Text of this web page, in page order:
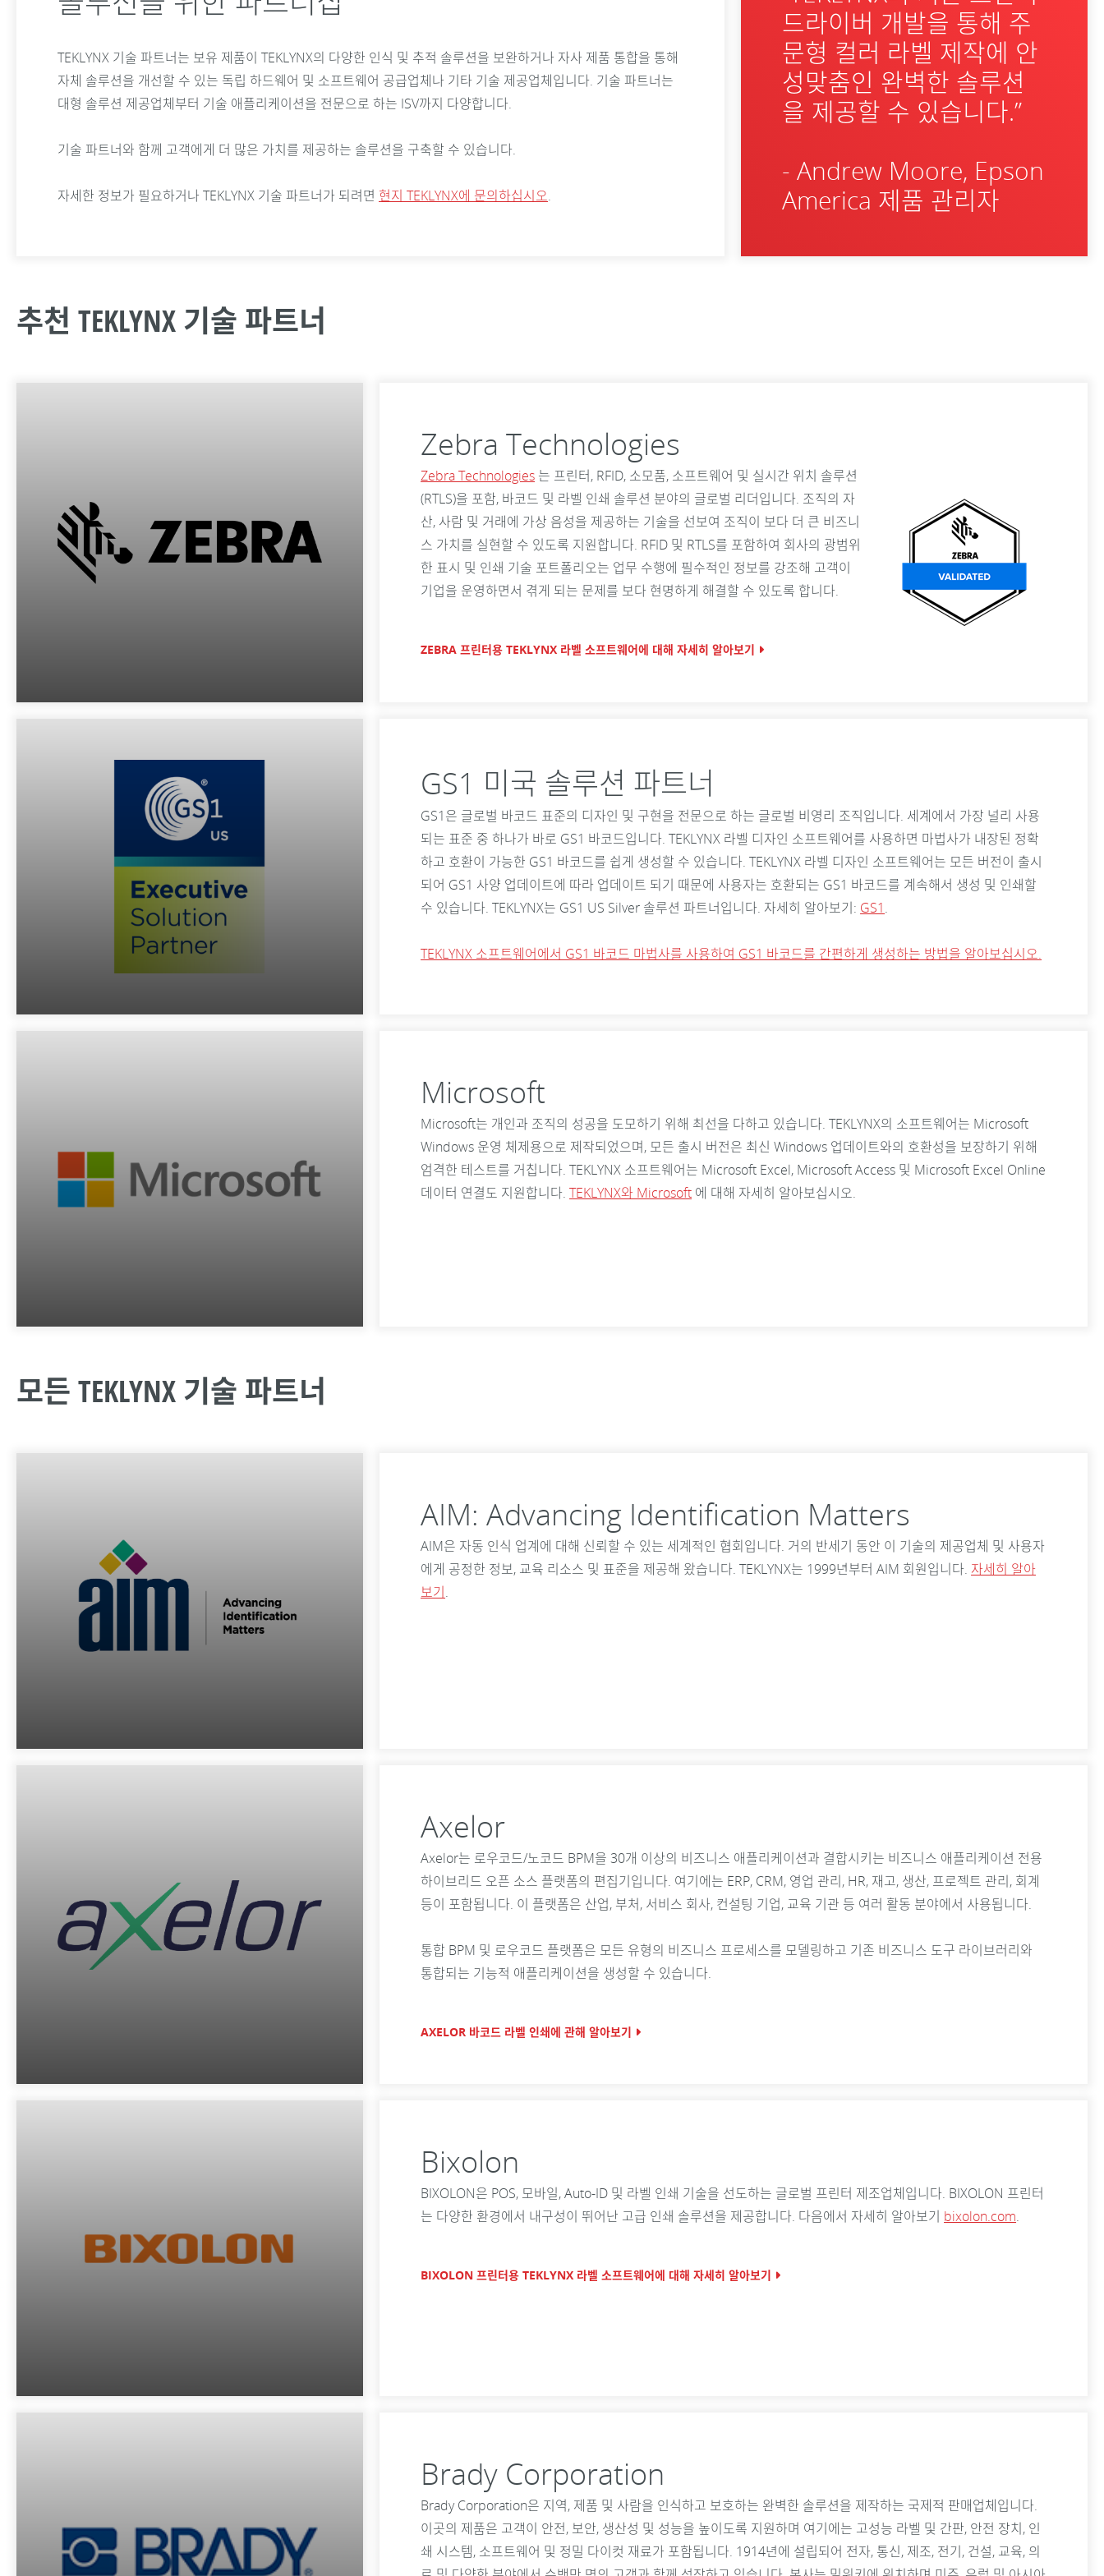
TEKLYNX 기술 파트너는 보유 제품이 TEKLYNX의 다양한 인식 및 추적 솔루션을 보완하거나 자사 제품 통합을 통해
자체 솔루션을 개선할 수 있는 독립 하드웨어 및 소프트웨어 공급업체나 기타 기술 제공업체입니다. 기술 파트너는
대형 솔루션 제공업체부터 기술 애플리케이션을 전문으로 하는 ISV까지 다양합니다.
기술 파트너와 함께 고객에게 더 많은 가치를 제공하는 솔루션을 구축할 수 있습니다.
자세한 정보가 필요하거나 TEKLYNX 기술 파트너가 되려면 현지 TEKLYNX에 문의하십시오.
드라이버 개발을 통해 주
문형 컬러 라벨 제작에 안
성맞춤인 완벽한 솔루션
을 제공할 수 있습니다.”
- Andrew Moore, Epson
America 제품 관리자
추천 TEKLYNX 기술 파트너
Zebra Technologies
Zebra Technologies 는 프린터, RFID, 소모품, 소프트웨어 및 실시간 위치 솔루션
(RTLS)을 포함, 바코드 및 라벨 인쇄 솔루션 분야의 글로벌 리더입니다. 조직의 자
산, 사람 및 거래에 가상 음성을 제공하는 기술을 선보여 조직이 보다 더 큰 비즈니
스 가치를 실현할 수 있도록 지원합니다. RFID 및 RTLS를 포함하여 회사의 광범위
한 표시 및 인쇄 기술 포트폴리오는 업무 수행에 필수적인 정보를 강조해 고객이
기업을 운영하면서 겪게 되는 문제를 보다 현명하게 해결할 수 있도록 합니다.
ZEBRA 프린터용 TEKLYNX 라벨 소프트웨어에 대해 자세히 알아보기
GS1 미국 솔루션 파트너
GS1은 글로벌 바코드 표준의 디자인 및 구현을 전문으로 하는 글로벌 비영리 조직입니다. 세계에서 가장 널리 사용
되는 표준 중 하나가 바로 GS1 바코드입니다. TEKLYNX 라벨 디자인 소프트웨어를 사용하면 마법사가 내장된 정확
하고 호환이 가능한 GS1 바코드를 쉽게 생성할 수 있습니다. TEKLYNX 라벨 디자인 소프트웨어는 모든 버전이 출시
되어 GS1 사양 업데이트에 따라 업데이트 되기 때문에 사용자는 호환되는 GS1 바코드를 계속해서 생성 및 인쇄할
수 있습니다. TEKLYNX는 GS1 US Silver 솔루션 파트너입니다. 자세히 알아보기: GS1.
TEKLYNX 소프트웨어에서 GS1 바코드 마법사를 사용하여 GS1 바코드를 간편하게 생성하는 방법을 알아보십시오.
Microsoft
Microsoft는 개인과 조직의 성공을 도모하기 위해 최선을 다하고 있습니다. TEKLYNX의 소프트웨어는 Microsoft
Windows 운영 체제용으로 제작되었으며, 모든 출시 버전은 최신 Windows 업데이트와의 호환성을 보장하기 위해
엄격한 테스트를 거칩니다. TEKLYNX 소프트웨어는 Microsoft Excel, Microsoft Access 및 Microsoft Excel Online
데이터 연결도 지원합니다.TEKLYNX와 Microsoft 에 대해 자세히 알아보십시오.
모든 TEKLYNX 기술 파트너
AIM: Advancing Identification Matters
AIM은 자동 인식 업계에 대해 신뢰할 수 있는 세계적인 협회입니다. 거의 반세기 동안 이 기술의 제공업체 및 사용자
에게 공정한 정보, 교육 리소스 및 표준을 제공해 왔습니다. TEKLYNX는 1999년부터 AIM 회원입니다. 자세히 알아
보기.
Axelor
Axelor는 로우코드/노코드 BPM을 30개 이상의 비즈니스 애플리케이션과 결합시키는 비즈니스 애플리케이션 전용
하이브리드 오픈 소스 플랫폼의 편집기입니다. 여기에는 ERP, CRM, 영업 관리, HR, 재고, 생산, 프로젝트 관리, 회계
등이 포함됩니다. 이 플랫폼은 산업, 부처, 서비스 회사, 컨설팅 기업, 교육 기관 등 여러 활동 분야에서 사용됩니다.
통합 BPM 및 로우코드 플랫폼은 모든 유형의 비즈니스 프로세스를 모델링하고 기존 비즈니스 도구 라이브러리와
통합되는 기능적 애플리케이션을 생성할 수 있습니다.
AXELOR 바코드 라벨 인쇄에 관해 알아보기
Bixolon
BIXOLON은 POS, 모바일, Auto-ID 및 라벨 인쇄 기술을 선도하는 글로벌 프린터 제조업체입니다. BIXOLON 프린터
는 다양한 환경에서 내구성이 뛰어난 고급 인쇄 솔루션을 제공합니다. 다음에서 자세히 알아보기 bixolon.com.
BIXOLON 프린터용 TEKLYNX 라벨 소프트웨어에 대해 자세히 알아보기
Brady Corporation
Brady Corporation은 지역, 제품 및 사람을 인식하고 보호하는 완벽한 솔루션을 제작하는 국제적 판매업체입니다.
이곳의 제품은 고객이 안전, 보안, 생산성 및 성능을 높이도록 지원하며 여기에는 고성능 라벨 및 간판, 안전 장치, 인
쇄 시스템, 소프트웨어 및 정밀 다이컷 재료가 포함됩니다. 1914년에 설립되어 전자, 통신, 제조, 전기, 건설, 교육, 의